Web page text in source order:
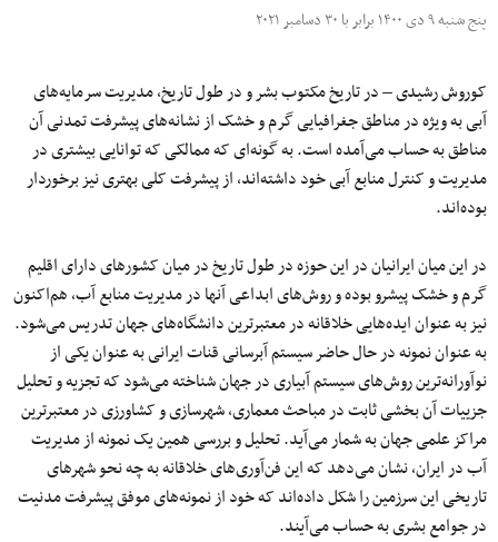
پنج شنبه ۹ دی ۱۴۰۰ برابر با ۳۰ دسامبر ۲۰۲۱
کوروش رشیدی – در تاریخ مکتوب بشر و در طول تاریخ، مدیریت سرمایه‌های
آبی به ویژه در مناطق جغرافیایی گرم و خشک از نشانه‌های پیشرفت تمدنی آن
مناطق به حساب می‌آمده است. به گونه‌ای که ممالکی که توانایی بیشتری در
مدیریت و کنترل منابع آبی خود داشته‌اند، از پیشرفت کلی بهتری نیز برخوردار
بوده‌اند.
در این میان ایرانیان در این حوزه در طول تاریخ در میان کشورهای دارای اقلیم
گرم و خشک پیشرو بوده و روش‌های ابداعی آنها در مدیریت منابع آب، هم‌اکنون
نیز به عنوان ایده‌هایی خلاقانه در معتبرترین دانشگاه‌های جهان تدریس می‌شود.
به عنوان نمونه در حال حاضر سیستم آبرسانی قنات ایرانی به عنوان یکی از
نوآورانه‌ترین روش‌های سیستم آبیاری در جهان شناخته می‌شود که تجزیه و تحلیل
جزییات آن بخشی ثابت در مباحث معماری، شهرسازی و کشاورزی در معتبرترین
مراکز علمی‌ جهان به شمار می‌آید. تحلیل و بررسی همین یک نمونه از مدیریت
آب در ایران، نشان می‌دهد که این فن‌آوری‌های خلاقانه به چه نحو شهرهای
تاریخی این سرزمین را شکل داده‌اند که خود از نمونه‌های موفق پیشرفت مدنیت
در جوامع بشری به حساب می‌آیند.